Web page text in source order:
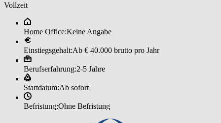
Vollzeit
Home Office:Keine Angabe
Einstiegsgehalt:Ab € 40.000 brutto pro Jahr
Berufserfahrung:2-5 Jahre
Startdatum:Ab sofort
Befristung:Ohne Befristung